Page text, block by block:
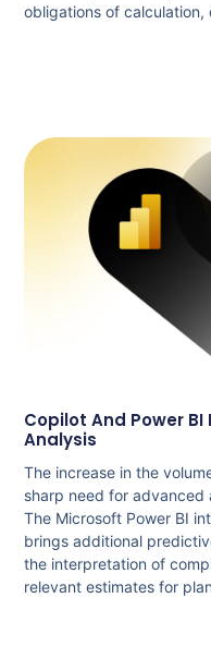
obligations of
Copilot And Power
Analysis
The increase in the
sharp need for advanced
The Microsoft Power BI
brings additional
the interpretation of
relevant estimates for